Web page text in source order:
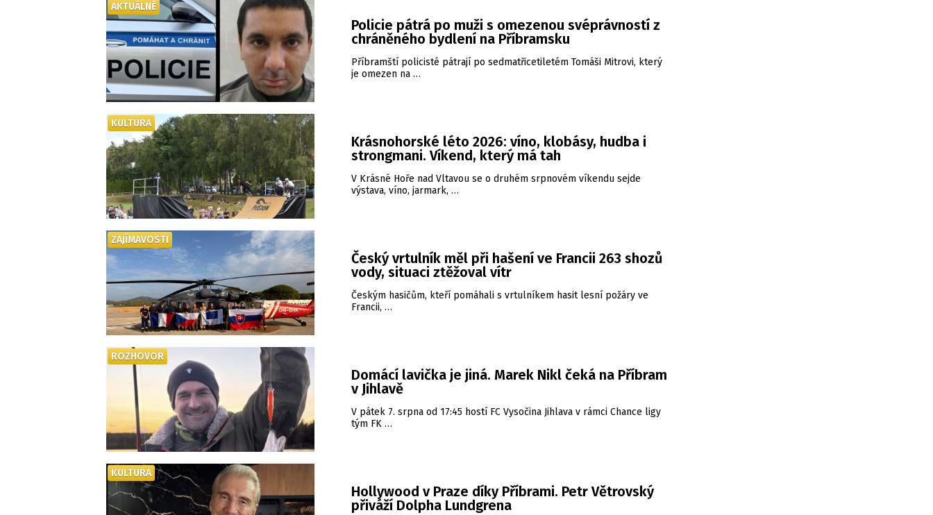
Policie pátrá po muži s omezenou svéprávností z
chráněného bydlení na Příbramsku
Příbramští policisté pátrají po sedmatřicetiletém Tomáši Mitrovi, který
je omezen na …
AKTUÁLNĚ
Krásnohorské léto 2026: víno, klobásy, hudba i
strongmani. Víkend, který má tah
V Krásné Hoře nad Vltavou se o druhém srpnovém víkendu sejde
výstava, víno, jarmark, …
KULTURA
Český vrtulník měl při hašení ve Francii 263 shozů
vody, situaci ztěžoval vítr
Českým hasičům, kteří pomáhali s vrtulníkem hasit lesní požáry ve
Francii, …
ZAJÍMAVOSTI
Domácí lavička je jiná. Marek Nikl čeká na Příbram
v Jihlavě
V pátek 7. srpna od 17:45 hostí FC Vysočina Jihlava v rámci Chance ligy
tým FK …
ROZHOVOR
Hollywood v Praze díky Příbrami. Petr Větrovský
přiváží Dolpha Lundgrena
KULTURA